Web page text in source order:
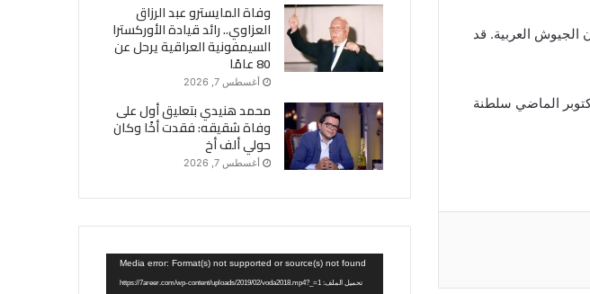
الجيوش العربية. قد
الماضي سلطنة
وفاة المايسترو عبد الرزاق
العزاوي.. رائد قيادة الأوركسترا
السيمفونية العراقية يرحل عن
80 عامًا
أغسطس 7, 2026
محمد هنيدي بتعليق أول على
وفاة شقيقه: فقدت أخًا وكان
حولي ألف أخ
أغسطس 7, 2026
مشغل
الفيديو
Media error: Format(s) not supported or source(s) not found
تحميل الملف: https://7areer.com/wp-content/uploads/2019/02/voda2018.mp4?_=1